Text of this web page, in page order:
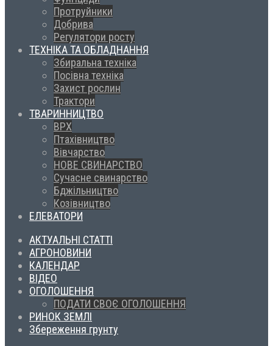
Протруйники
Добрива
Регулятори росту
ТЕХНІКА ТА ОБЛАДНАННЯ
Збиральна техніка
Посівна техніка
Захист рослин
Трактори
ТВАРИННИЦТВО
ВРХ
Птахівництво
Вівчарство
НОВЕ СВИНАРСТВО
Сучасне свинарство
Бджільництво
Козівництво
ЕЛЕВАТОРИ
АКТУАЛЬНІ СТАТТІ
АГРОНОВИНИ
КАЛЕНДАР
ВІДЕО
ОГОЛОШЕННЯ
ПОДАТИ СВОЄ ОГОЛОШЕННЯ
РИНОК ЗЕМЛІ
Збереження грунту